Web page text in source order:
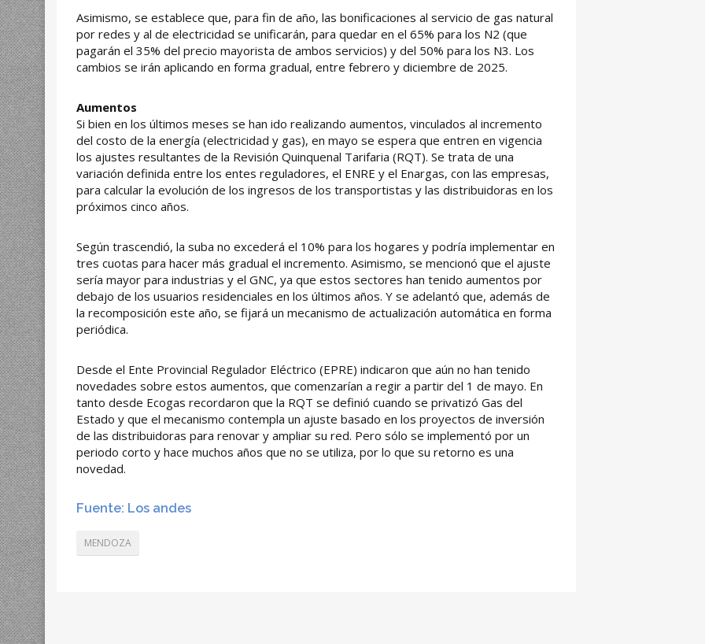
Asimismo, se establece que, para fin de año, las bonificaciones al servicio de gas natural
por redes y al de electricidad se unificarán, para quedar en el 65% para los N2 (que
pagarán el 35% del precio mayorista de ambos servicios) y del 50% para los N3. Los
cambios se irán aplicando en forma gradual, entre febrero y diciembre de 2025.
Aumentos
Si bien en los últimos meses se han ido realizando aumentos, vinculados al incremento
del costo de la energía (electricidad y gas), en mayo se espera que entren en vigencia
los ajustes resultantes de la Revisión Quinquenal Tarifaria (RQT). Se trata de una
variación definida entre los entes reguladores, el ENRE y el Enargas, con las empresas,
para calcular la evolución de los ingresos de los transportistas y las distribuidoras en los
próximos cinco años.
Según trascendió, la suba no excederá el 10% para los hogares y podría implementar en
tres cuotas para hacer más gradual el incremento. Asimismo, se mencionó que el ajuste
sería mayor para industrias y el GNC, ya que estos sectores han tenido aumentos por
debajo de los usuarios residenciales en los últimos años. Y se adelantó que, además de
la recomposición este año, se fijará un mecanismo de actualización automática en forma
periódica.
Desde el Ente Provincial Regulador Eléctrico (EPRE) indicaron que aún no han tenido
novedades sobre estos aumentos, que comenzarían a regir a partir del 1 de mayo. En
tanto desde Ecogas recordaron que la RQT se definió cuando se privatizó Gas del
Estado y que el mecanismo contempla un ajuste basado en los proyectos de inversión
de las distribuidoras para renovar y ampliar su red. Pero sólo se implementó por un
periodo corto y hace muchos años que no se utiliza, por lo que su retorno es una
novedad.
Fuente: Los andes
MENDOZA